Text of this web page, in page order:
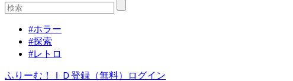
#ホラー
#探索
#レトロ
ふりーむ！ＩＤ登録（無料） ログイン